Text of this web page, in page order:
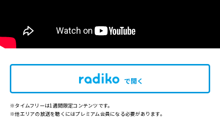
で開く
※タイムフリーは1週間限定コンテンツです。
※他エリアの放送を聴くにはプレミアム会員になる必要があります。